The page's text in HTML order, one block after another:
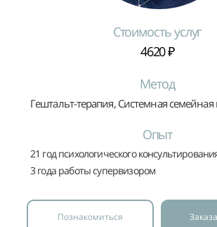
Стоимость услуг
4620 ₽
Метод
Гештальт-терапия, Системная семейная
Опыт
21 год психологического
3 года работы супервизором
Познакомиться